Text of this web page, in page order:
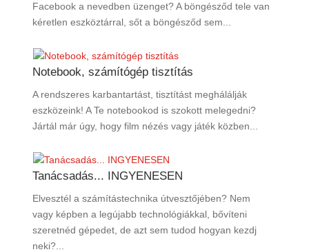
Facebook a nevedben üzenget? A böngésződ tele van
kéretlen eszköztárral, sőt a böngésződ sem...
Notebook, számítógép tisztítás
A rendszeres karbantartást, tisztítást meghálálják
eszközeink! A Te notebookod is szokott melegedni?
Jártál már úgy, hogy film nézés vagy játék közben...
Tanácsadás... INGYENESEN
Elvesztél a számítástechnika útvesztőjében? Nem
vagy képben a legújabb technológiákkal, bővíteni
szeretnéd gépedet, de azt sem tudod hogyan kezdj
neki?...